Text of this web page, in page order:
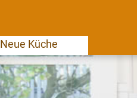
Neue Küche